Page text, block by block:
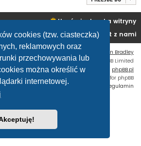
cookies (tzw. ciasteczka)
reklamowych oraz
przechowywania lub
można określić w
internetowej.
Usuń ciasteczka witryny
Kontakt z nami
Ian Bradley
dostarczaphpBB® Forum Software © phpBB Limited
Polski pakiet językowy dostarcza phpBB.pl
Custom Code
extension for phpBB
Zasady ochrony danych osobowych
Regulamin